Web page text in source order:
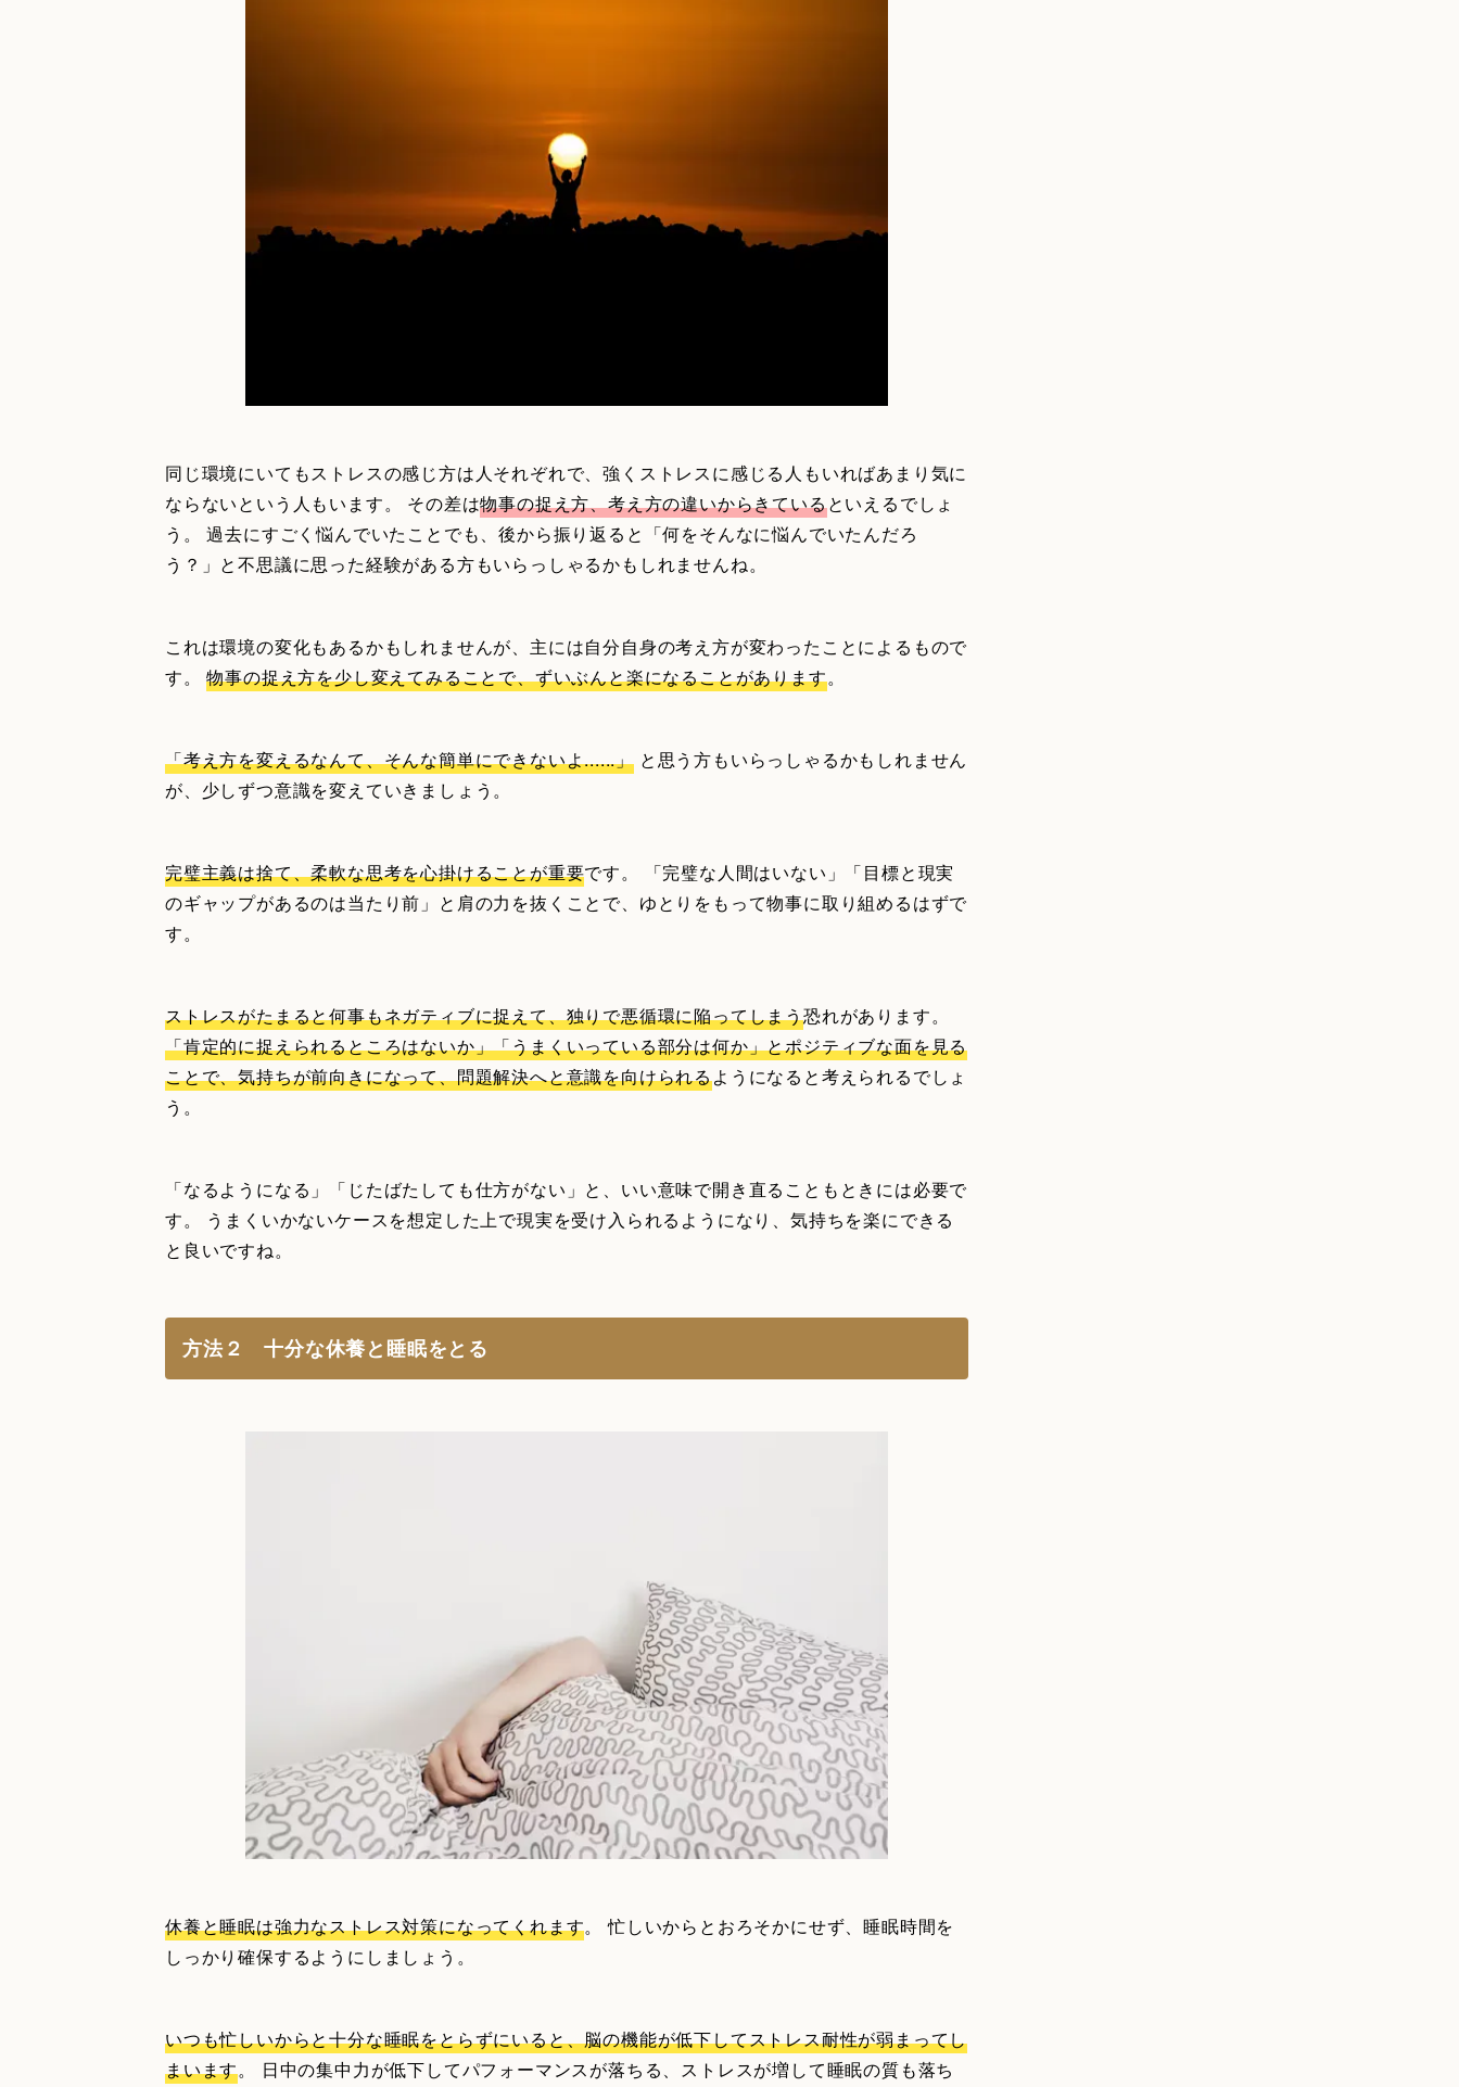
同じ環境にいてもストレスの感じ方は人それぞれで、強くストレスに感じる人もいればあまり気に
ならないという人もいます。 その差は物事の捉え方、考え方の違いからきているといえるでしょ
う。 過去にすごく悩んでいたことでも、後から振り返ると「何をそんなに悩んでいたんだろ
う？」と不思議に思った経験がある方もいらっしゃるかもしれませんね。
これは環境の変化もあるかもしれませんが、主には自分自身の考え方が変わったことによるもので
す。物事の捉え方を少し変えてみることで、ずいぶんと楽になることがあります。
「考え方を変えるなんて、そんな簡単にできないよ......」 と思う方もいらっしゃるかもしれません
が、少しずつ意識を変えていきましょう。
完璧主義は捨て、柔軟な思考を心掛けることが重要です。 「完璧な人間はいない」「目標と現実
のギャップがあるのは当たり前」と肩の力を抜くことで、ゆとりをもって物事に取り組めるはずで
す。
ストレスがたまると何事もネガティブに捉えて、独りで悪循環に陥ってしまう恐れがあります。
「肯定的に捉えられるところはないか」「うまくいっている部分は何か」とポジティブな面を見る
ことで、気持ちが前向きになって、問題解決へと意識を向けられるようになると考えられるでしょ
う。
「なるようになる」「じたばたしても仕方がない」と、いい意味で開き直ることもときには必要で
す。 うまくいかないケースを想定した上で現実を受け入られるようになり、気持ちを楽にできる
と良いですね。
方法２ 十分な休養と睡眠をとる
休養と睡眠は強力なストレス対策になってくれます。 忙しいからとおろそかにせず、睡眠時間を
しっかり確保するようにしましょう。
いつも忙しいからと十分な睡眠をとらずにいると、脳の機能が低下してストレス耐性が弱まってし
まいます。 日中の集中力が低下してパフォーマンスが落ちる、ストレスが増して睡眠の質も落ち